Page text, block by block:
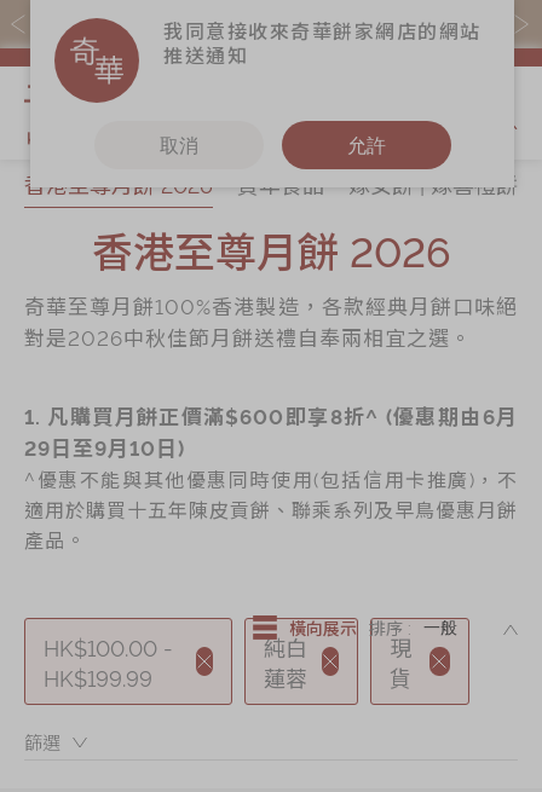
易賞錢會員憑推廣碼購買現貨產品可賺易賞錢($5=1分)
關於奇華
奇華傳奇
分店網絡
嫁喜須知
奇華網誌
奇華餅食
香港至尊月餅
2026
賀年食品
嫁女餅 | 嫁喜禮
手信禮品
家鄉餅食｜香港
製造
奇華迪士尼禮盒
奇華LINE
更多
奇華Fans
奇華茶室
加入奇華
香港至尊月餅 2026 賀年食品
嫁女餅 | 嫁喜禮餅
所有產品香港至尊月餅 2026
奇華至尊月餅100%香港製造，各款經典月餅口味絕
對是2026中秋佳節月餅送禮自奉兩相宜之選。
1. 凡購買月餅正價滿$600即享8折^ (優惠期由6月
29日至9月10日)
^優惠不能與其他優惠同時使用(包括信用卡推廣)，不
適用於購買十五年陳皮貢餅、聯乘系列及早鳥優惠月餅
產品。
HK$100.00 -
HK$199.99
純白
蓮蓉
現
貨
篩選：
橫向展示 排序 :
我同意接收來奇華餅家網店的網站
推送通知
取消 允許